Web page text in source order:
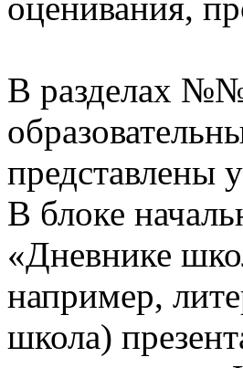
В разделах №№
представлены
В блоке
«Дневнике
например,
школа)